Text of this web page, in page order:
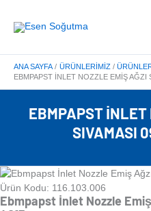
atla
ANA SAYFA ÜRÜNLERIMIZ
EBMPAPST İNLET NOZZLE EMIŞ AĞZI
EBMPAPST
SIVAMASI
Ürün Kodu: 116.103.006
Ebmpapst İnlet Nozzle